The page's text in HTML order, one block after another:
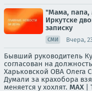
"Мама,
Иркутске
записку
СМИ Вчера,
Бывший руководитель
согласован на
Харьковской ОВА Олега
Думали за крахобора
меняется у хохлят. MAX|